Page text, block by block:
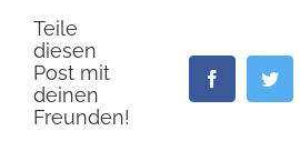
Teile
diesen
Post mit
deinen
Freunden!
Facebook